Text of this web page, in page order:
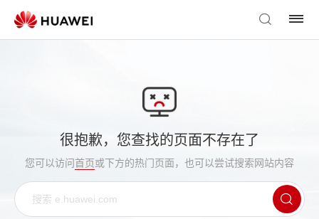
很抱歉，您查找的页面不存在了
您可以访问首页或下方的热门页面，也可以尝试搜索网站内容